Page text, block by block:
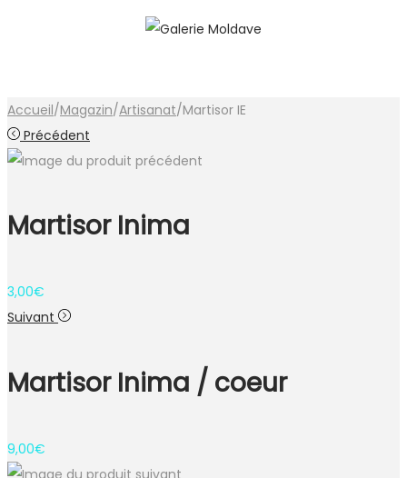
Accueil/Magazin/Artisanat/Martisor IE
Précédent
Martisor Inima
3,00€
Suivant
Martisor Inima / coeur
9,00€